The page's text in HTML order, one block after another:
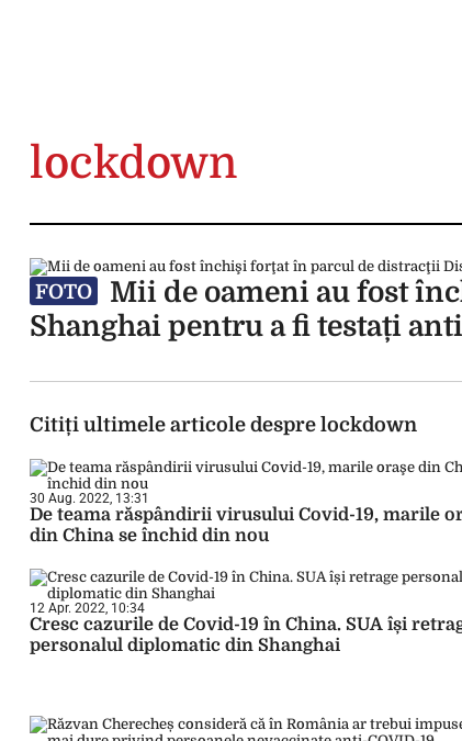
lockdown
FOTO
Mii de oameni au fost
Shanghai pentru a fi testați
Citiți ultimele articole despre lockdown
30 Aug. 2022, 13:31
De teama răspândirii virusului Covid-19, marile
din China se închid din nou
12 Apr. 2022, 10:34
Cresc cazurile de Covid-19 în China. SUA își
personalul diplomatic din Shanghai